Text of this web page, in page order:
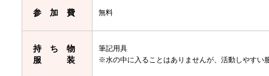
参加費 無料
持ち物
服 装
筆記用具
※水の中に入ることはありませんが、活動しやすい